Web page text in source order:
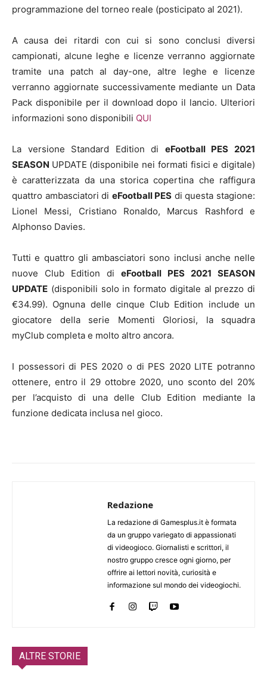
programmazione del torneo reale (posticipato al 2021).
A causa dei ritardi con cui si sono conclusi diversi
campionati, alcune leghe e licenze verranno aggiornate
tramite una patch al day-one, altre leghe e licenze
verranno aggiornate successivamente mediante un Data
Pack disponibile per il download dopo il lancio. Ulteriori
informazioni sono disponibili QUI
La versione Standard Edition di eFootball PES 2021
SEASON UPDATE (disponibile nei formati fisici e digitale)
è caratterizzata da una storica copertina che raffigura
quattro ambasciatori di eFootball PES di questa stagione:
Lionel Messi, Cristiano Ronaldo, Marcus Rashford e
Alphonso Davies.
Tutti e quattro gli ambasciatori sono inclusi anche nelle
nuove Club Edition di eFootball PES 2021 SEASON
UPDATE (disponibili solo in formato digitale al prezzo di
€34.99). Ognuna delle cinque Club Edition include un
giocatore della serie Momenti Gloriosi, la squadra
myClub completa e molto altro ancora.
I possessori di PES 2020 o di PES 2020 LITE potranno
ottenere, entro il 29 ottobre 2020, uno sconto del 20%
per l’acquisto di una delle Club Edition mediante la
funzione dedicata inclusa nel gioco.
Redazione
La redazione di Gamesplus.it è formata
da un gruppo variegato di appassionati
di videogioco. Giornalisti e scrittori, il
nostro gruppo cresce ogni giorno, per
offrire ai lettori novità, curiosità e
informazione sul mondo dei videogiochi.
ALTRE STORIE